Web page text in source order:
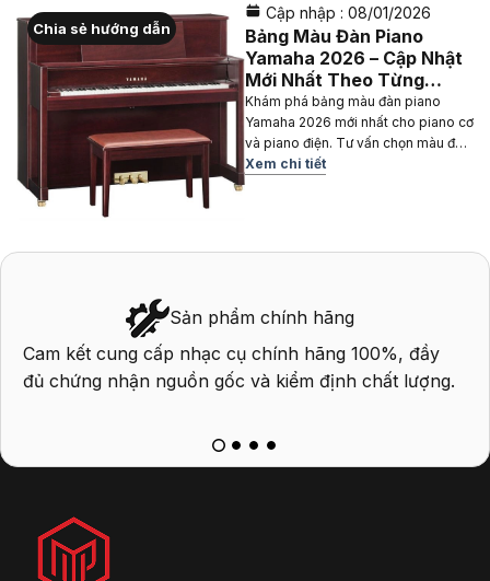
Chia sẻ hướng dẫn
Cập nhập : 08/01/2026
Bảng Màu Đàn Piano
Yamaha 2026 – Cập Nhật
Mới Nhất Theo Từng
Dòng Đàn
Khám phá bảng màu đàn piano
Yamaha 2026 mới nhất cho piano cơ
và piano điện. Tư vấn chọn màu đàn
Yamaha phù hợp không gian và
Xem chi tiết
Sản phẩm chính hãng
Cam kết cung cấp nhạc cụ chính hãng 100%, đầy
đủ chứng nhận nguồn gốc và kiểm định chất lượng.